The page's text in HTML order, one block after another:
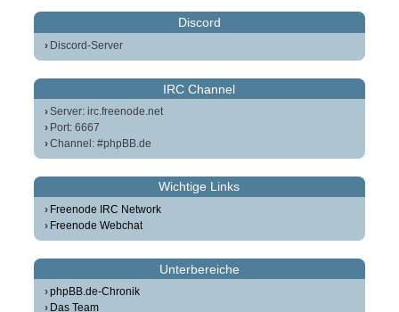
Discord
Discord-Server
IRC Channel
Server: irc.freenode.net
Port: 6667
Channel: #phpBB.de
Wichtige Links
Freenode IRC Network
Freenode Webchat
Unterbereiche
phpBB.de-Chronik
Das Team